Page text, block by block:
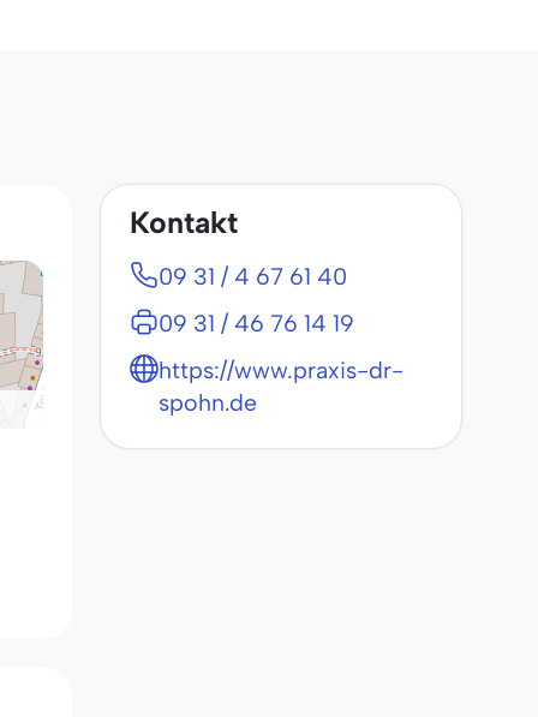
Kontakt
09 31 / 4 67 61 40
09 31 / 46 76 14 19
https://www.praxis-dr-
spohn.de